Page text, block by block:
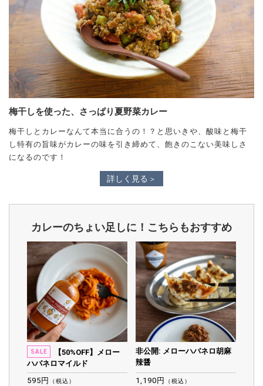
梅干しを使った、さっぱり夏野菜カレー
梅干しとカレーなんて本当に合うの！？と思いきや、酸味と梅干
し特有の旨味がカレーの味を引き締めて、飽きのこない美味しさ
になるのです！
詳しく見る
カレーのちょい足しに！こちらもおすすめ
SALE
【50%OFF】メロー
ハバネロマイルド
595円
（税込）
非公開: メローハバネロ胡麻
辣醤
1,190円 （税込）